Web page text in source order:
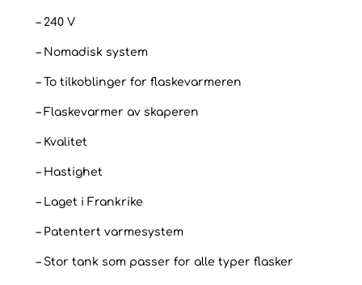
– 240 V
– Nomadisk system
– To tilkoblinger for flaskevarmeren
– Flaskevarmer av skaperen
– Kvalitet
– Hastighet
– Laget i Frankrike
– Patentert varmesystem
– Stor tank som passer for alle typer flasker